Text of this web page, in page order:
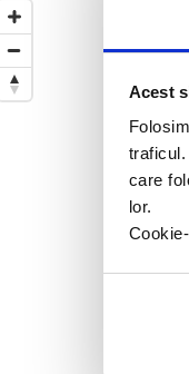
Acest
care
lor.